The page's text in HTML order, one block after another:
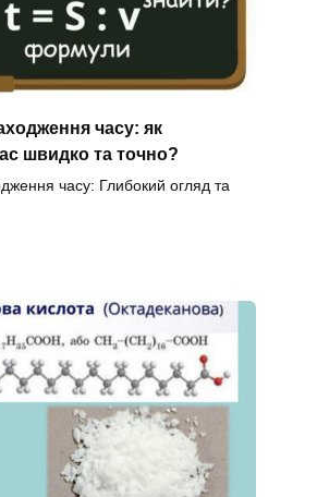
часу: як
швидко та точно?
часу: Глибокий огляд та